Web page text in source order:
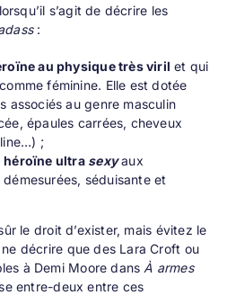
s’agit de décrire les
:
au physique très viril et qui
féminine. Elle est dotée
associés au genre masculin
épaules carrées, cheveux
;
héroïne ultra sexyaux
séduisante et
le droit d’exister, mais évitez le
décrire que des Lara Croft ou
à Demi Moore dans À armes
entre-deux entre ces